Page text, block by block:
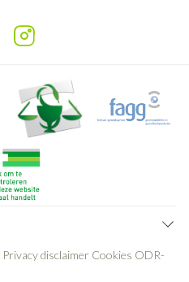
Privacy disclaimer Cookies ODR-